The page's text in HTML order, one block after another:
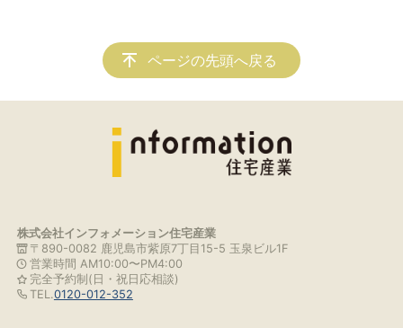
ページの先頭へ戻る
株式会社インフォメーション住宅産業
〒890-0082 鹿児島市紫原7丁目15-5 玉泉ビル1F
営業時間 AM10:00〜PM4:00
完全予約制(日・祝日応相談)
TEL.0120-012-352